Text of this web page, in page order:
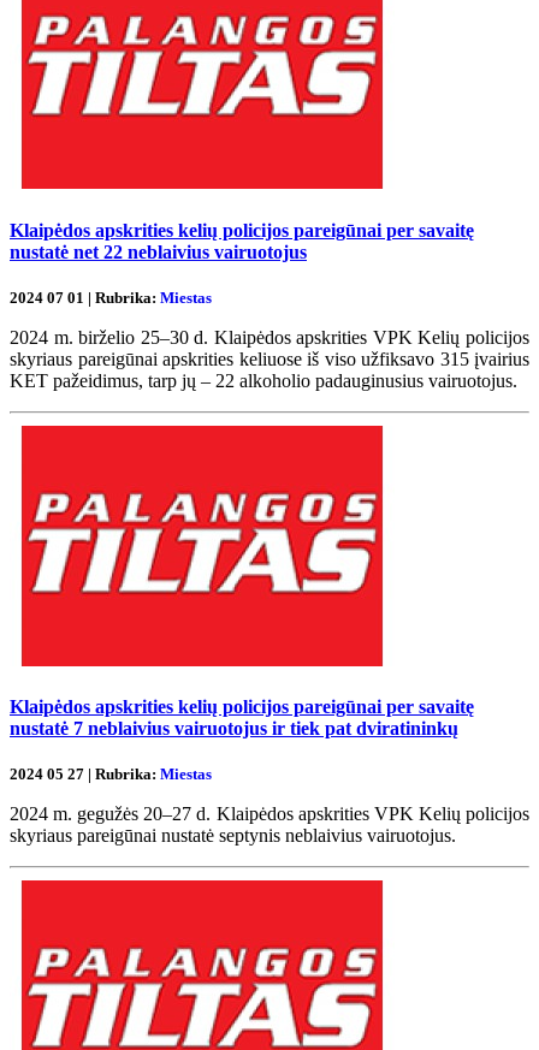
Klaipėdos apskrities kelių policijos pareigūnai per savaitę
nustatė net 22 neblaivius vairuotojus
2024 07 01 | Rubrika: Miestas
2024 m. birželio 25–30 d. Klaipėdos apskrities VPK Kelių policijos
skyriaus pareigūnai apskrities keliuose iš viso užfiksavo 315 įvairius
KET pažeidimus, tarp jų – 22 alkoholio padauginusius vairuotojus.
Klaipėdos apskrities kelių policijos pareigūnai per savaitę
nustatė 7 neblaivius vairuotojus ir tiek pat dviratininkų
2024 05 27 | Rubrika: Miestas
2024 m. gegužės 20–27 d. Klaipėdos apskrities VPK Kelių policijos
skyriaus pareigūnai nustatė septynis neblaivius vairuotojus.